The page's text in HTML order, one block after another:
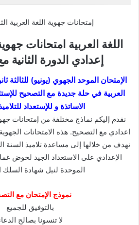
إمتحانات جهوية اللغة العربية
اللغة العربية امتحانات
إعدادي الدورة الثانية
الإمتحان الموحد الجهوي (يونيو) للثالثة
العربية في حلة جديدة مع التصحيح
الاساتذة و للإستعداد
نقدم إليكم نماذج مختلفة من إمتحانات
اعدادي مع التصحيح. هذه الامتحانات
نهدف من خلالها إلى مساعدة تلاميذ السنة
الإعدادي على الاستعداد الجيد لخوض
الموحدة لنيل شهادة السلك
نموذج الإمتحان مع
بالتوفيق للجميع
لا تنسونا بصالح